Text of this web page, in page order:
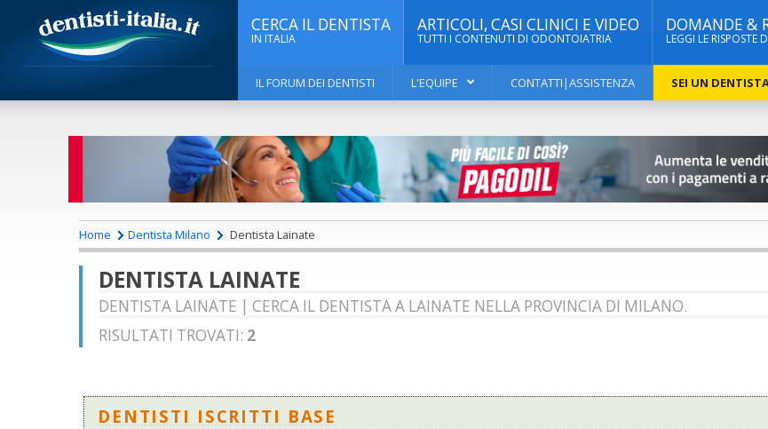
CERCA IL DENTISTA
IN ITALIA
ARTICOLI, CASI CLINICI E VIDEO
TUTTI I CONTENUTI DI ODONTOIATRIA
DOMANDE &
LEGGI LE RISPOSTE
IL FORUM DEI DENTISTI L'EQUIPE CONTATTI|ASSISTENZA SEI UN
Home Dentista Milano Dentista Lainate
DENTISTA LAINATE
DENTISTA LAINATE | CERCA IL DENTISTA A LAINATE NELLA PROVINCIA DI MILANO.
RISULTATI TROVATI: 2
DENTISTI ISCRITTI BASE